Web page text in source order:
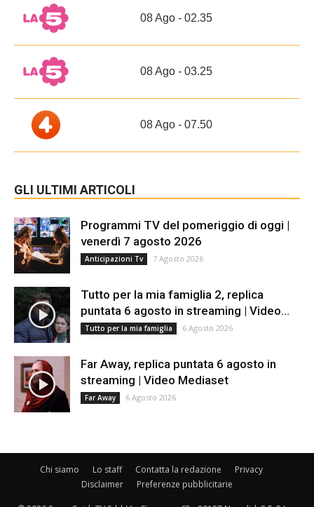
08 Ago - 02.35
08 Ago - 03.25
08 Ago - 07.50
GLI ULTIMI ARTICOLI
Programmi TV del pomeriggio di oggi |
venerdì 7 agosto 2026
Anticipazioni Tv 7 Agosto 2026
Tutto per la mia famiglia 2, replica
puntata 6 agosto in streaming | Video...
Tutto per la mia famiglia 6 Agosto 2026
Far Away, replica puntata 6 agosto in
streaming | Video Mediaset
Far Away 6 Agosto 2026
Chi siamo Lo staff Contatta la redazione
Privacy
Disclaimer
Preferenze pubblicitarie